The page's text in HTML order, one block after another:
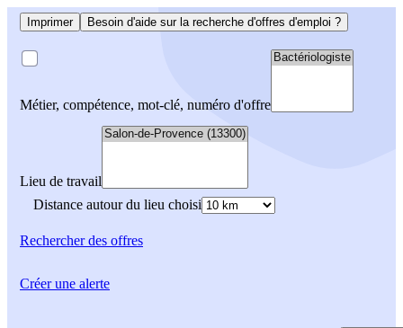
Imprimer Besoin d'aide sur la recherche d'offres d'emploi ?
Métier, compétence, mot-clé, numéro d'offre
Lieu de travail
Distance autour du lieu choisi
Rechercherdes offres
Créer une alerte